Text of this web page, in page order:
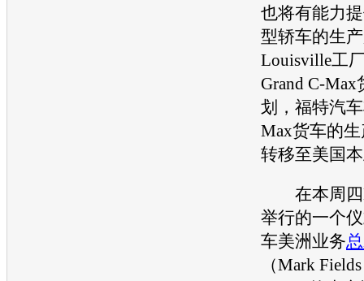
也将有能力
型轿车的生
Louisville工
Grand C-
划， 福特汽
Max货车的
转移至美国
在本周四
举行的一个
车美洲业务
（Mark